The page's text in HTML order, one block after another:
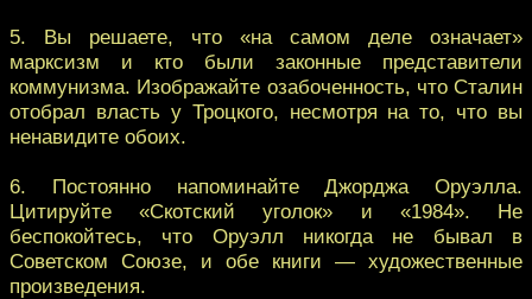
5. Вы решаете, что «на самом деле означает»
марксизм и кто были законные представители
коммунизма. Изображайте озабоченность, что Сталин
отобрал власть у Троцкого, несмотря на то, что вы
ненавидите обоих.
6. Постоянно напоминайте Джорджа Оруэлла.
Цитируйте «Скотский уголок» и «1984». Не
беспокойтесь, что Оруэлл никогда не бывал в
Советском Союзе, и обе книги — художественные
произведения.